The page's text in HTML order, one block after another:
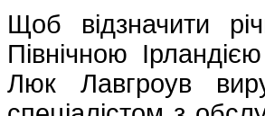
Щоб відзначити
Північною
Люк Лавгроув